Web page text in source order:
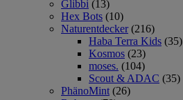
Glibbi (13)
Hex Bots (10)
Naturentdecker (216)
Haba Terra Kids (35)
Kosmos (23)
moses. (104)
Scout & ADAC (35)
PhänoMint (26)